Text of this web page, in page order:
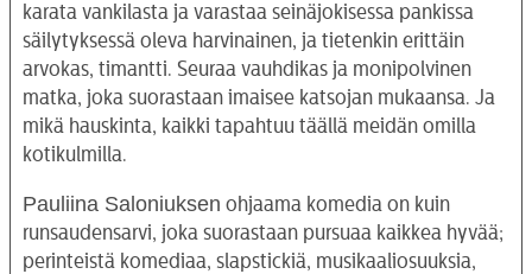
karata vankilasta ja varastaa seinäjokisessa pankissa
säilytyksessä oleva harvinainen, ja tietenkin erittäin
arvokas, timantti. Seuraa vauhdikas ja monipolvinen
matka, joka suorastaan imaisee katsojan mukaansa. Ja
mikä hauskinta, kaikki tapahtuu täällä meidän omilla
kotikulmilla.
Pauliina Saloniuksen ohjaama komedia on kuin
runsaudensarvi, joka suorastaan pursuaa kaikkea hyvää;
perinteistä komediaa, slapstickiä, musikaaliosuuksia,